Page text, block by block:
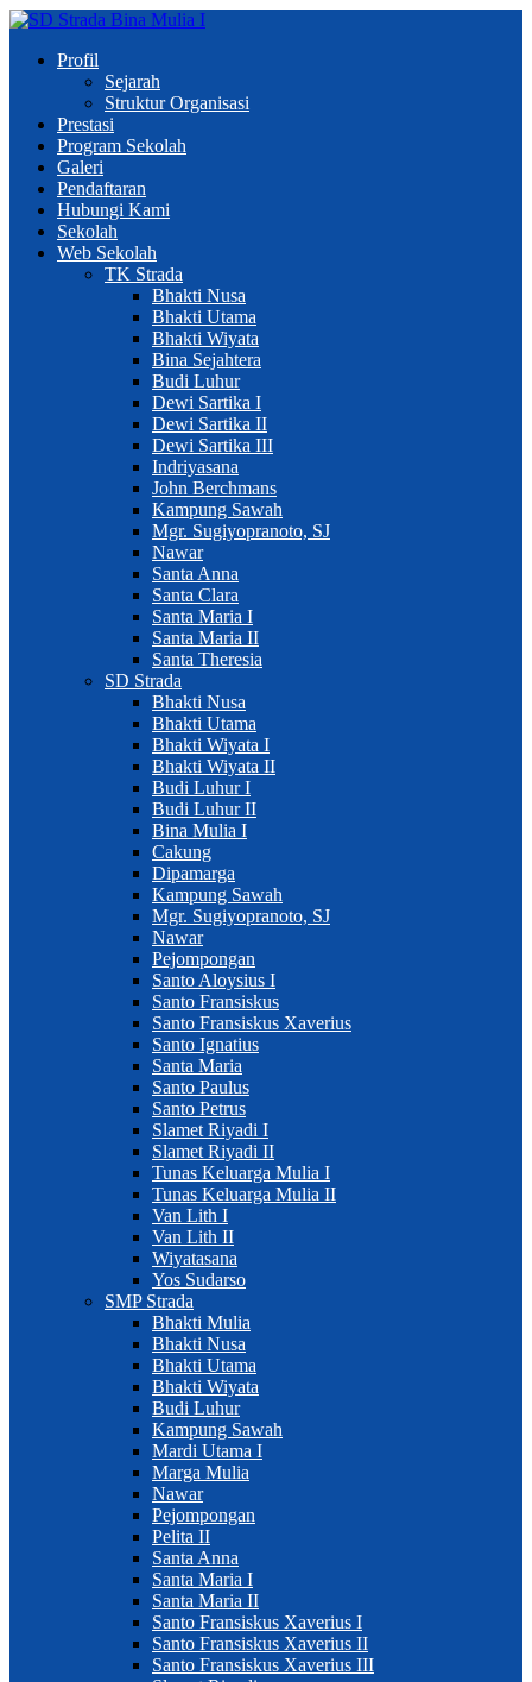
Profil
Sejarah
Struktur Organisasi
Prestasi
Program Sekolah
Galeri
Pendaftaran
Hubungi Kami
Sekolah
Web Sekolah
TK Strada
Bhakti Nusa
Bhakti Utama
Bhakti Wiyata
Bina Sejahtera
Budi Luhur
Dewi Sartika I
Dewi Sartika II
Dewi Sartika III
Indriyasana
John Berchmans
Kampung Sawah
Mgr. Sugiyopranoto, SJ
Nawar
Santa Anna
Santa Clara
Santa Maria I
Santa Maria II
Santa Theresia
SD Strada
Bhakti Nusa
Bhakti Utama
Bhakti Wiyata I
Bhakti Wiyata II
Budi Luhur I
Budi Luhur II
Bina Mulia I
Cakung
Dipamarga
Kampung Sawah
Mgr. Sugiyopranoto, SJ
Nawar
Pejompongan
Santo Aloysius I
Santo Fransiskus
Santo Fransiskus Xaverius
Santo Ignatius
Santa Maria
Santo Paulus
Santo Petrus
Slamet Riyadi I
Slamet Riyadi II
Tunas Keluarga Mulia I
Tunas Keluarga Mulia II
Van Lith I
Van Lith II
Wiyatasana
Yos Sudarso
SMP Strada
Bhakti Mulia
Bhakti Nusa
Bhakti Utama
Bhakti Wiyata
Budi Luhur
Kampung Sawah
Mardi Utama I
Marga Mulia
Nawar
Pejompongan
Pelita II
Santa Anna
Santa Maria I
Santa Maria II
Santo Fransiskus Xaverius I
Santo Fransiskus Xaverius II
Santo Fransiskus Xaverius III